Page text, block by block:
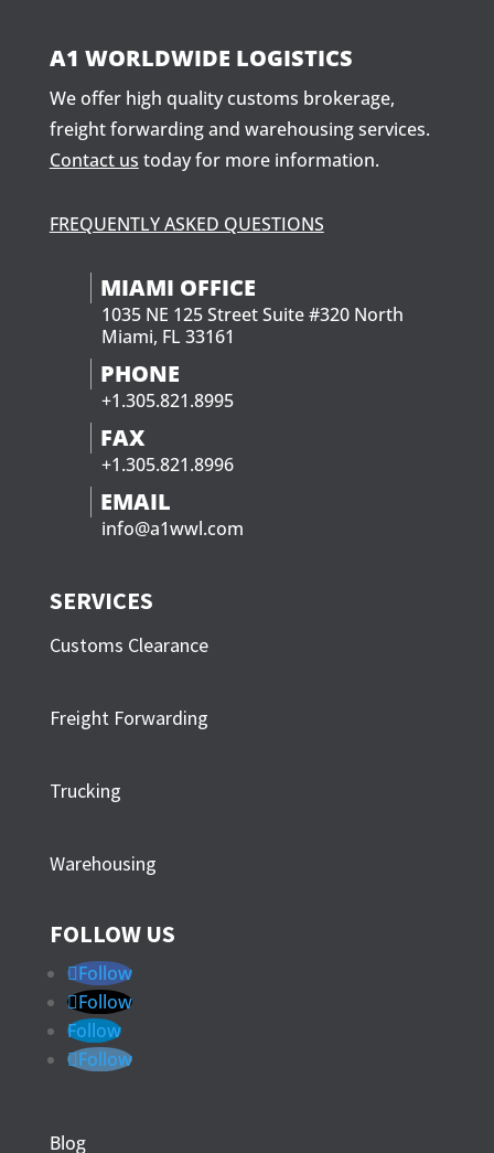
A1 WORLDWIDE LOGISTICS
We offer high quality customs brokerage,
freight forwarding and warehousing services.
Contact us today for more information.
FREQUENTLY ASKED QUESTIONS
MIAMI OFFICE
1035 NE 125 Street Suite #320 North
Miami, FL 33161
PHONE
+1.305.821.8995
FAX
+1.305.821.8996
EMAIL
info@a1wwl.com
SERVICES
Customs Clearance
Freight Forwarding
Trucking
Warehousing
FOLLOW US
Follow
Follow
Follow
Follow
Blog